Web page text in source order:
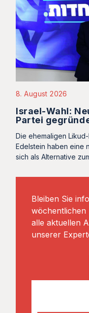
8. August 2026
Israel-Wahl:
Partei
Die ehemaligen
Edelstein haben eine
sich als Alternative
Bleiben Sie
wöchentlichen
alle aktuellen
unserer